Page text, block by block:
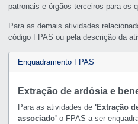
patronais e órgãos terceiros para os
Para as demais atividades
código FPAS ou pela descrição da
Enquadramento FPAS
Extração de ardósia e
Para as atividades de 'Extração
associado'o FPAS a ser